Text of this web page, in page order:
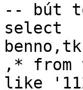
-- bút
select
,* from
like